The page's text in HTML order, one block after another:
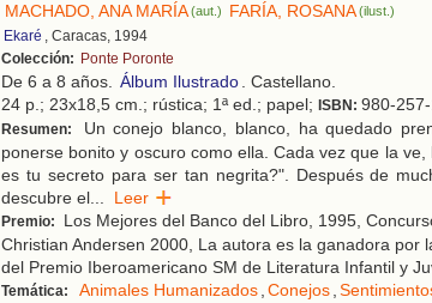
MACHADO, ANA MARÍA(aut.) FARÍA, ROSANA(ilust.)
Ekaré , Caracas, 1994
Colección: Ponte Poronte
De 6 a 8 años. Álbum Ilustrado. Castellano.
24 p.; 23x18,5 cm.; rústica; 1ª ed.; papel; ISBN: 980-
Resumen:
Un conejo blanco, blanco, ha quedado
ponerse bonito y oscuro como ella. Cada vez que la
es tu secreto para ser tan negrita?". Después de
descubre el... Leer
Premio:
Los Mejores del Banco del Libro, 1995,
Christian Andersen 2000, La autora es la ganadora por
del Premio Iberoamericano SM de Literatura Infantil y
Temática: Animales Humanizados,Conejos,